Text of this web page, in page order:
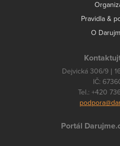
Pravidla &
O
Dejvická 306/9 |
IČ:
Tel.: +420
Portál